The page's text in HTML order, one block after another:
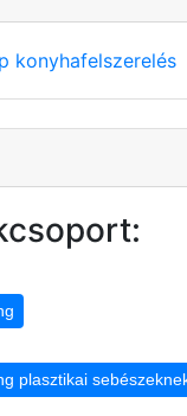
konyhafelszerelés
plasztikai